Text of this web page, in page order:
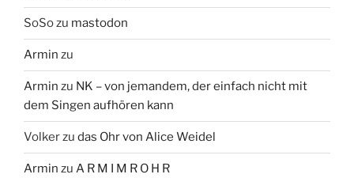
SoSozu mastodon
Armin zu
Armin zu NK – von jemandem, der einfach nicht mit
dem Singen aufhören kann
Volkerzu das Ohr von Alice Weidel
Armin zu A R M I M R O H R